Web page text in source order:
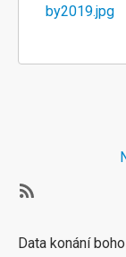
by2019.jpg
Data konání